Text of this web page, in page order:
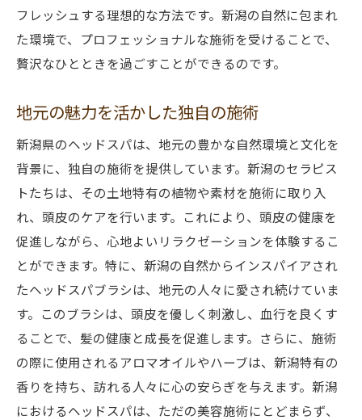
ヘッドスパで得られる心身のリフレッシュ
新潟の静寂で味わう贅沢なヘッドスパ
自然に囲まれた静寂のスパ
静寂がもたらす心のリラックス
新潟の自然が演出する静寂の時間
贅沢なひとときを静寂の中で
静寂の中で感じる究極のリラクゼーション
頭皮の健康を促進する新潟のヘッドスパブラシ
ブラシがもたらす頭皮の活性化
新潟の自然素材で作られたブラシ
地元の技術が生む健康な頭皮
ブラシを使った特別な頭皮ケア
新潟のヘッドスパブラシで得られる効果
頭皮の健康を守る新潟のブラシ
フレッシュする理想的な方法です。新潟の自然に包まれ
た環境で、プロフェッショナルな施術を受けることで、
贅沢なひとときを過ごすことができるのです。
地元の魅力を活かした独自の施術
新潟県のヘッドスパは、地元の豊かな自然環境と文化を
背景に、独自の施術を提供しています。新潟のセラピス
トたちは、その土地特有の植物や素材を施術に取り入
れ、頭皮のケアを行います。これにより、頭皮の健康を
促進しながら、心地よいリラクゼーションを体験するこ
とができます。特に、新潟の自然からインスパイアされ
たヘッドスパブラシは、地元の人々に愛され続けていま
す。このブラシは、頭皮を優しく刺激し、血行を良くす
ることで、髪の健康と成長を促進します。さらに、施術
の際に使用されるアロマオイルやハーブは、新潟特有の
香りを持ち、訪れる人々に心の安らぎを与えます。新潟
におけるヘッドスパは、ただの美容施術にとどまらず、